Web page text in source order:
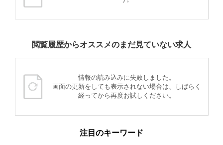
閲覧履歴からオススメのまだ見ていない求人
情報の読み込みに失敗しました。
画面の更新をしても表示されない場合は、しばらく
経ってから再度お試しください。
注目のキーワード